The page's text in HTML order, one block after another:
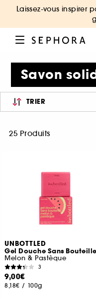
Laissez-vous inspirer
Savon
TRIER
25 Produits
UNBOTTLED
Gel Douche Sans Bouteille
Melon & Pastèque
3
9,00€
8,18€ / 100g